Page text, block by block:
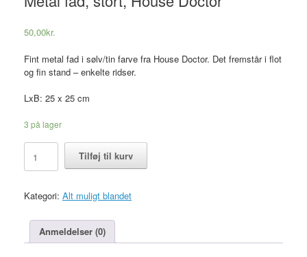
50,00kr.
Fint metal fad i sølv/tin farve fra House Doctor. Det fremstår i flot
og fin stand – enkelte ridser.
LxB: 25 x 25 cm
3 på lager
Metal
fad,
stort,
Doctor
Tilføj til kurv
Kategori: Alt muligt blandet
Anmeldelser (0)